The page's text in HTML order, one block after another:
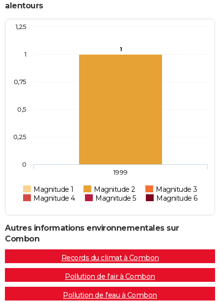
alentours
1
Magnitude 1 Magnitude 2
Magnitude 3
Magnitude 4
Magnitude 5 Magnitude 6
1999
0
0,25
0,5
0,75
1
1,25
Autres informations environnementales sur
Combon
Records du climat à Combon
Pollution de l'air à Combon
Pollution de l'eau à Combon